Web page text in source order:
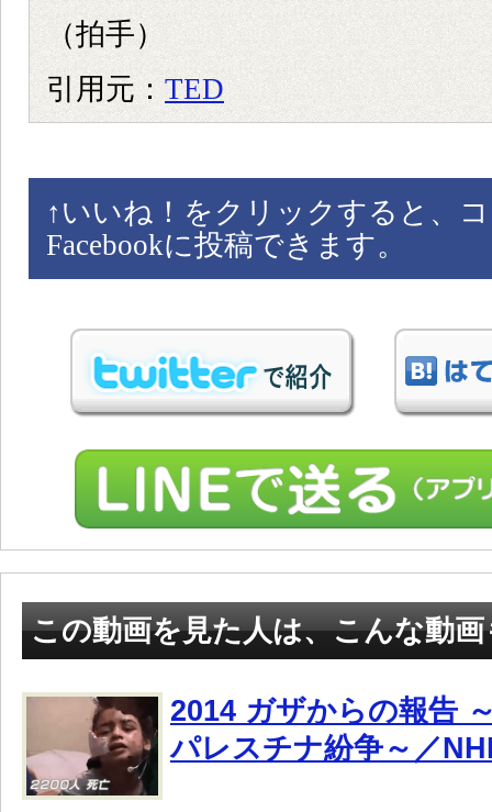
（拍手）
引用元：TED
↑ いいね！をクリックすると、
Facebookに投稿できます。
この動画を見た人は、こんな動
2014 ガザからの報告
パレスチナ紛争～／